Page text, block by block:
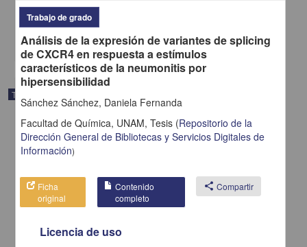
2025
Medicina y Ciencias de la Salud
share
Trabajo de grado
Trabajo de grado
Análisis de la expresión de variantes de splicing
de CXCR4 en respuesta a estímulos
característicos de la neumonitis por
hipersensibilidad
Sánchez Sánchez, Daniela Fernanda
Facultad de Química, UNAM, Tesis (Repositorio de la
Dirección General de Bibliotecas y Servicios Digitales de
Información)
Ficha
original
Contenido
completo
share Compartir
Licencia de uso